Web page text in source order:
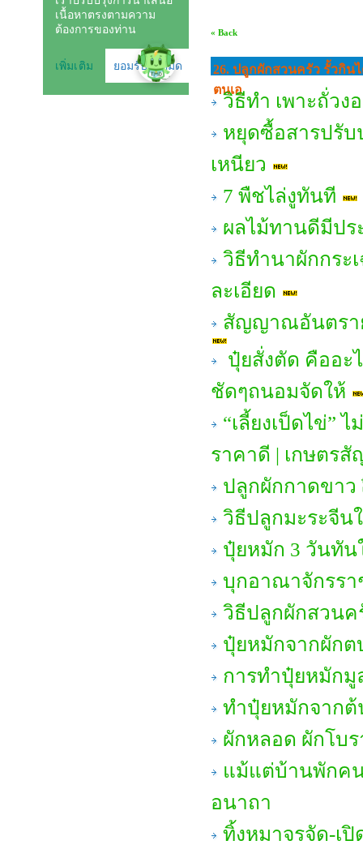
« Back
26. ปลูกผักสวนครัว รั้วกิน
ตนเอ
วิธีทำ เพาะถั่วง
หยุดซื้อสารปรั
เหนียว
7 พืชไล่งูทันที
ผลไม้ทานดีมีปร
วิธีทำนาผักกระ
ละเอียด
สัญญาณอันตรา
ปุ๋ยสั่งตัด คืออะ
ชัดๆถนอมจัดให้
“เลี้ยงเป็ดไข่”
ราคาดี | เกษตรสั
ปลูกผักกาดขาว
วิธีปลูกมะระจีน
ปุ๋ยหมัก 3 วันทั
บุกอาณาจักรร
วิธีปลูกผักสวนค
ปุ๋ยหมักจากผัก
การทำปุ๋ยหมัก
ทำปุ๋ยหมักจากต้
ผักหลอด ผักโบ
แม้แต่บ้านพักคน
อนาถา
ทิ้งหมาจรจัด-เ